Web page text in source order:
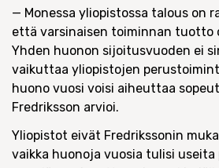
— Monessa yliopistossa talous on
että varsinaisen toiminnan tuotto
Yhden huonon sijoitusvuoden ei
vaikuttaa yliopistojen
huono vuosi voisi aiheuttaa
Fredriksson arvioi.
Yliopistot eivät Fredrikssonin
vaikka huonoja vuosia tulisi useita